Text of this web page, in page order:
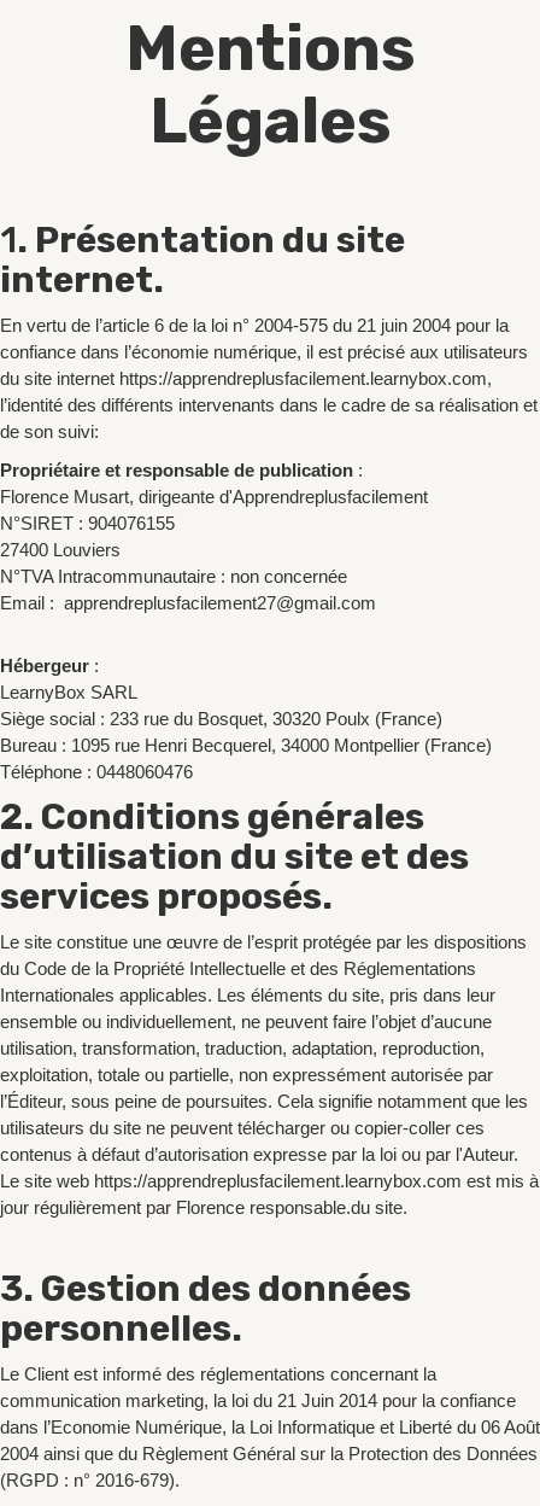
Mentions
Légales
1. Présentation du site
internet.
En vertu de l’article 6 de la loi n° 2004-575 du 21 juin 2004 pour la
confiance dans l’économie numérique, il est précisé aux utilisateurs
du site internet https://apprendreplusfacilement.learnybox.com,
l’identité des différents intervenants dans le cadre de sa réalisation et
de son suivi:
Propriétaire et responsable de publication :
Florence Musart, dirigeante d'Apprendreplusfacilement
N°SIRET : 904076155
27400 Louviers
N°TVA Intracommunautaire : non concernée
Email : apprendreplusfacilement27@gmail.com
Hébergeur :
LearnyBox SARL
Siège social : 233 rue du Bosquet, 30320 Poulx (France)
Bureau : 1095 rue Henri Becquerel, 34000 Montpellier (France)
Téléphone : 0448060476
2. Conditions générales
d’utilisation du site et des
services proposés.
Le site constitue une œuvre de l’esprit protégée par les dispositions
du Code de la Propriété Intellectuelle et des Réglementations
Internationales applicables. Les éléments du site, pris dans leur
ensemble ou individuellement, ne peuvent faire l’objet d’aucune
utilisation, transformation, traduction, adaptation, reproduction,
exploitation, totale ou partielle, non expressément autorisée par
l’Éditeur, sous peine de poursuites. Cela signifie notamment que les
utilisateurs du site ne peuvent télécharger ou copier-coller ces
contenus à défaut d’autorisation expresse par la loi ou par l'Auteur.
Le site web https://apprendreplusfacilement.learnybox.com est mis à
jour régulièrement par Florence responsable.du site.
3. Gestion des données
personnelles.
Le Client est informé des réglementations concernant la
communication marketing, la loi du 21 Juin 2014 pour la confiance
dans l’Economie Numérique, la Loi Informatique et Liberté du 06 Août
2004 ainsi que du Règlement Général sur la Protection des Données
(RGPD : n° 2016-679).